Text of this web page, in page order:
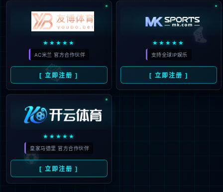
404 页面不存在。可
能你打开的是过期的
书签，或者输入了错
误的地址。
3秒后